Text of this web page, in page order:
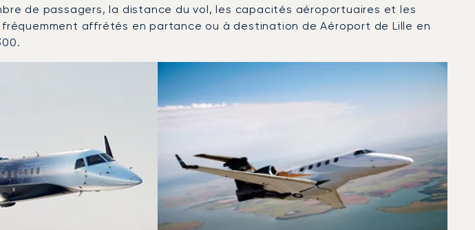
de passagers, la distance du vol, les capacités aéroportuaires et les
affrétés en partance ou à destination de Aéroport de Lille en